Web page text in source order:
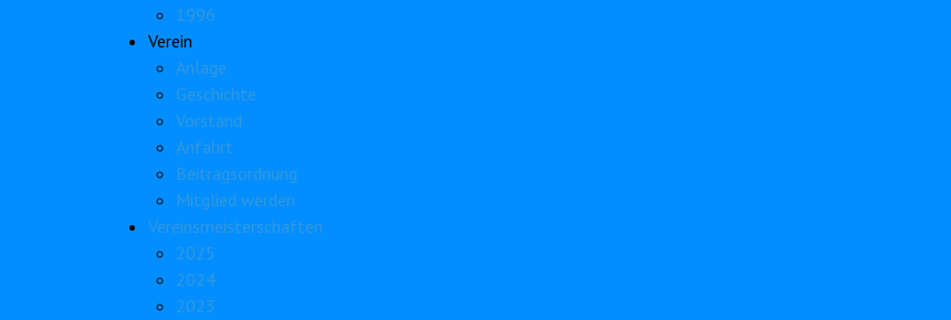
1996
Verein
Anlage
Geschichte
Vorstand
Anfahrt
Beitragsordnung
Mitglied werden
Vereinsmeisterschaften
2025
2024
2023